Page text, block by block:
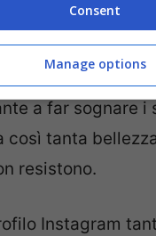
infatti manda il
in delirio.
cui si mostra
a far sognare i
così tanta
resistono.
Instagram
Consent
Manage options